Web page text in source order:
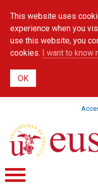
main
This website uses
experience when you
use this website, you
cookies. I want to know